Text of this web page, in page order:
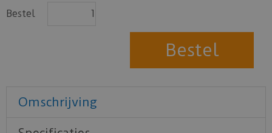
Bestel
Omschrijving